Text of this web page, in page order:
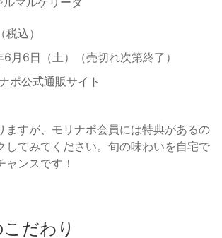
込）
月6日（土）（売切れ次第終了）
ポ公式通販サイト
ますが、モリナポ会員には特典があるの
してみてください。旬の味わいを自宅で
ンスです！
だわり